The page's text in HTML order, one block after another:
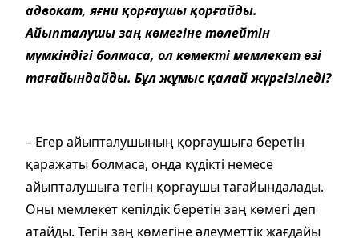
адвокат, яғни қорғаушы қорғайды.
Айыпталушы заң көмегіне төлейтін
мүмкіндігі болмаса, ол көмекті мемлекет өзі
тағайындайды. Бұл жұмыс қалай жүргізіледі?
– Егер айыпталушының қорғаушыға беретін
қаражаты болмаса, онда күдікті немесе
айыпталушыға тегін қорғаушы тағайындалады.
Оны мемлекет кепілдік беретін заң көмегі деп
атайды. Тегін заң көмегіне әлеуметтік жағдайы